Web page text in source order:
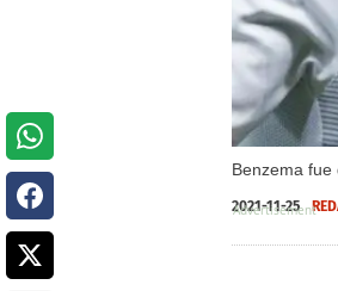
Benzema fue
2021-11-25